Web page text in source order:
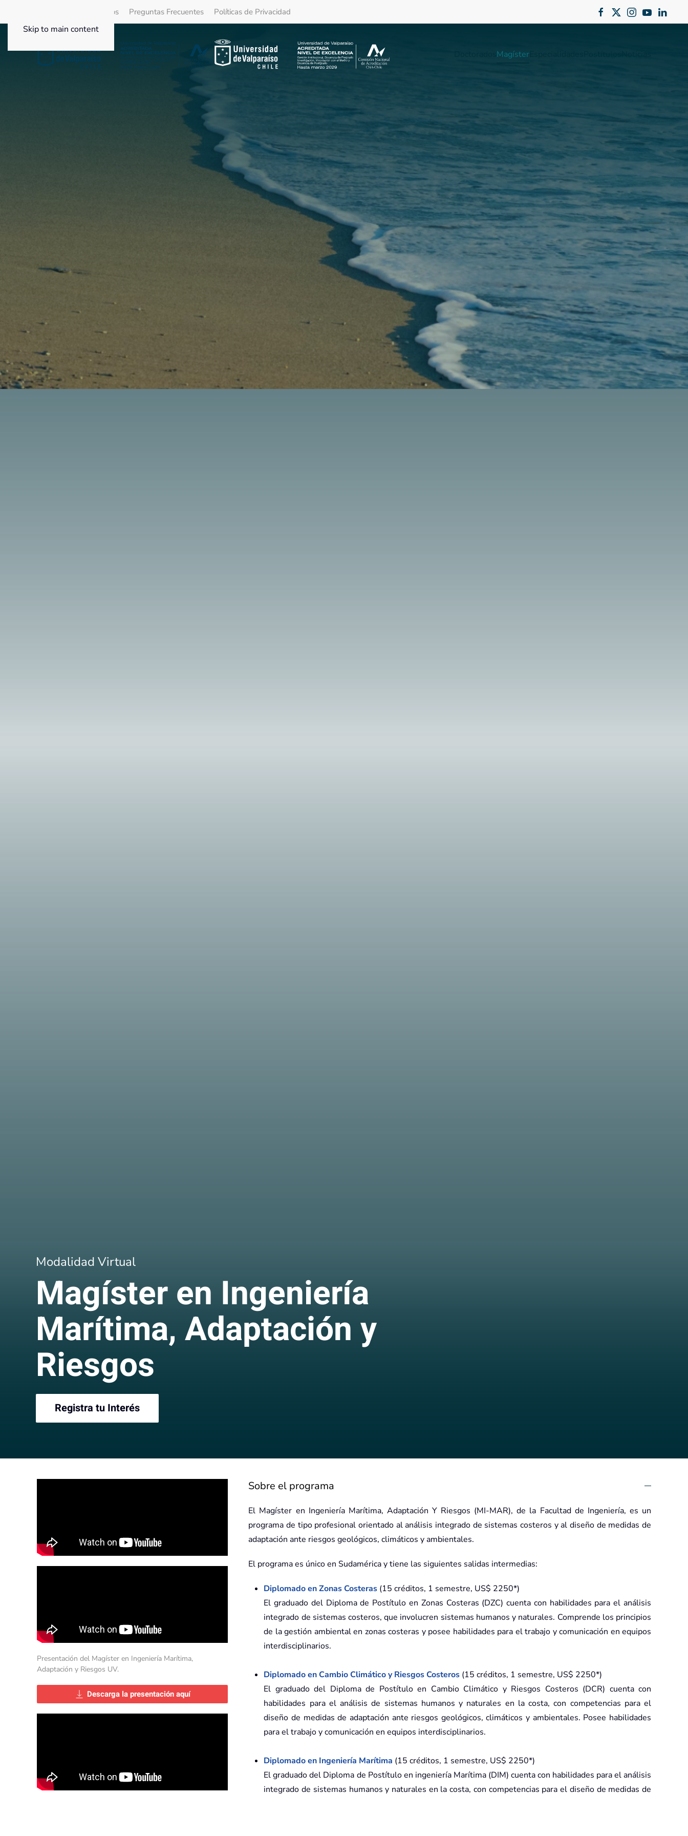
Skip to main content
Beneficios Preguntas Frecuentes Políticas de Privacidad
Magíster
Modalidad Virtual
Magíster en Ingeniería
Marítima, Adaptación y
Riesgos
Registra tu Interés
Presentación del Magíster en Ingeniería Marítima,
Adaptación y Riesgos UV.
Descarga la presentación aquí
Sobre el programa
El Magíster en Ingeniería Marítima, Adaptación Y Riesgos (MI-MAR), de la Facultad de Ingeniería, es un
programa de tipo profesional orientado al análisis integrado de sistemas costeros y al diseño de medidas de
adaptación ante riesgos geológicos, climáticos y ambientales.
El programa es único en Sudamérica y tiene las siguientes salidas intermedias:
Diplomado en Zonas Costeras (15 créditos, 1 semestre, US$ 2250*)
El graduado del Diploma de Postítulo en Zonas Costeras (DZC) cuenta con habilidades para el análisis
integrado de sistemas costeros, que involucren sistemas humanos y naturales. Comprende los principios
de la gestión ambiental en zonas costeras y posee habilidades para el trabajo y comunicación en equipos
interdisciplinarios.
Diplomado en Cambio Climático y Riesgos Costeros (15 créditos, 1 semestre, US$ 2250*)
El graduado del Diploma de Postítulo en Cambio Climático y Riesgos Costeros (DCR) cuenta con
habilidades para el análisis de sistemas humanos y naturales en la costa, con competencias para el
diseño de medidas de adaptación ante riesgos geológicos, climáticos y ambientales. Posee habilidades
para el trabajo y comunicación en equipos interdisciplinarios.
Diplomado en Ingeniería Marítima (15 créditos, 1 semestre, US$ 2250*)
El graduado del Diploma de Postítulo en ingeniería Marítima (DIM) cuenta con habilidades para el análisis
integrado de sistemas humanos y naturales en la costa, con competencias para el diseño de medidas de